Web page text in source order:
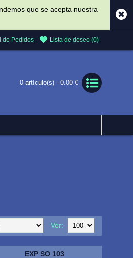
que se acepta nuestra
de Pedidos Lista de deseo (0)
0 artículo(s) - 0.00 €
Ver:
EXP SO 103